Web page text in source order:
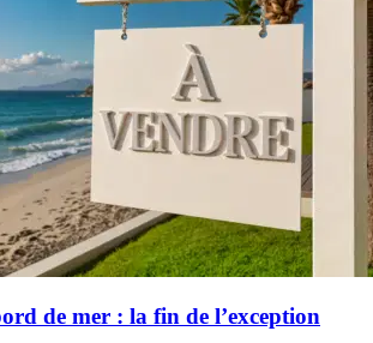
de mer : la fin de l’exception